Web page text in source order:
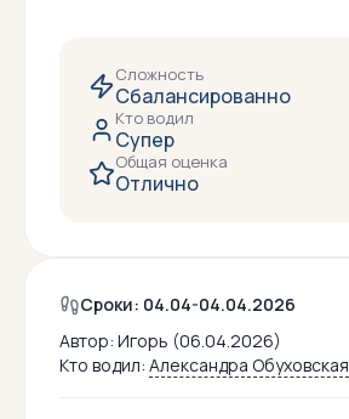
Сложность
Сбалансированно
Кто водил
Супер
Общая оценка
Отлично
Сроки: 04.04-04.04.2026
Автор: Игорь (06.04.2026)
Кто водил: Александра Обуховская